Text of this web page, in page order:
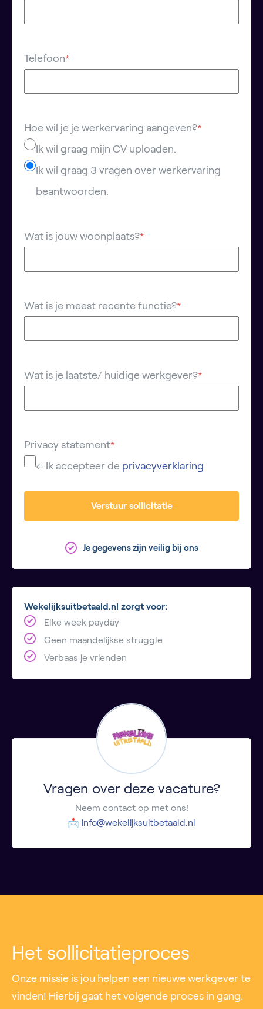
Telefoon*
Hoe wil je je werkervaring aangeven?*
Ik wil graag mijn CV uploaden.
Ik wil graag 3 vragen over werkervaring
beantwoorden.
Wat is jouw woonplaats?*
Wat is je meest recente functie?*
Wat is je laatste/ huidige werkgever?*
Privacy statement*
← Ik accepteer de privacyverklaring
Verstuur sollicitatie
Je gegevens zijn veilig bij ons
Wekelijksuitbetaald.nl zorgt voor:
Elke week payday
Geen maandelijkse struggle
Verbaas je vrienden
Vragen over deze vacature?
Neem contact op met ons!
📩 info@wekelijksuitbetaald.nl
Het sollicitatieproces
Onze missie is jou helpen een nieuwe werkgever te
vinden! Hierbij gaat het volgende proces in gang.